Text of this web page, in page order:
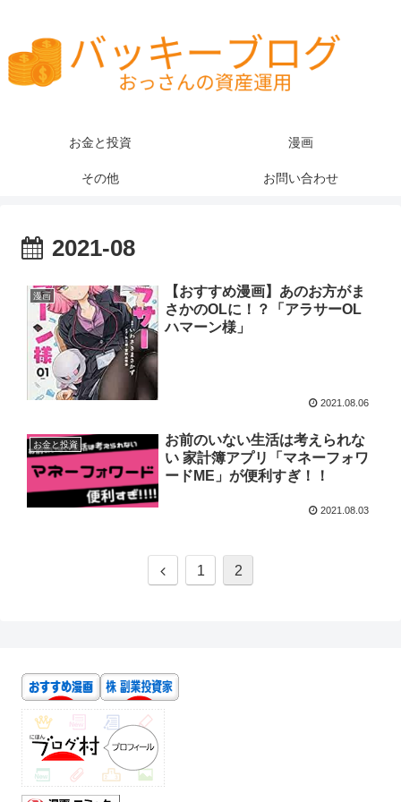
お金と投資 漫画
その他 お問い合わせ
2021-08
漫画
【おすすめ漫画】あのお方がま
さかのOLに！？「アラサーOL
ハマーン様」
2021.08.06
お金と投資
お前のいない生活は考えられな
い 家計簿アプリ「マネーフォワ
ードME」が便利すぎ！！
2021.08.03
1 2